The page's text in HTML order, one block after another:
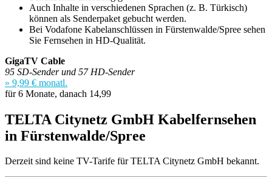
Auch Inhalte in verschiedenen Sprachen (z. B. Türkisch)
können als Senderpaket gebucht werden.
Bei Vodafone Kabelanschlüssen in Fürstenwalde/Spree sehen
Sie Fernsehen in HD-Qualität.
GigaTV Cable
95 SD-Sender und 57 HD-Sender
» 9,99 € monatl.
für 6 Monate, danach 14,99
TELTA Citynetz GmbH Kabelfernsehen
in Fürstenwalde/Spree
Derzeit sind keine TV-Tarife für TELTA Citynetz GmbH bekannt.